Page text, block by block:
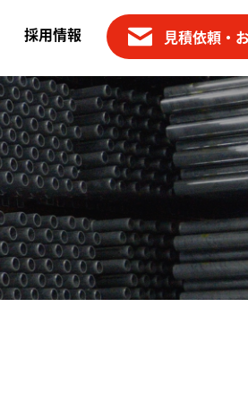
採用情報 見積依頼・